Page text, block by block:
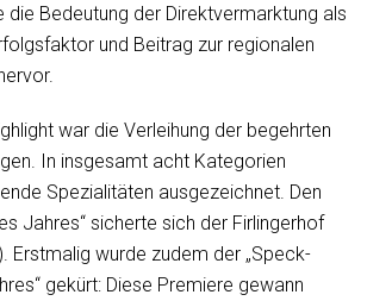
die Bedeutung der Direktvermarktung als
und Beitrag zur regionalen
war die Verleihung der begehrten
In insgesamt acht Kategorien
Spezialitäten ausgezeichnet. Den
Jahres“ sicherte sich der Firlingerhof
Erstmalig wurde zudem der „Speck-
gekürt: Diese Premiere gewann